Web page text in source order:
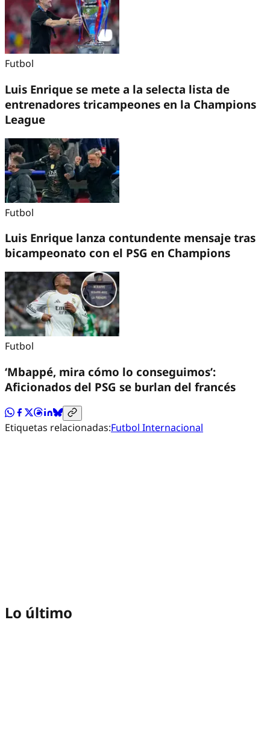
Futbol
Luis Enrique se mete a la selecta lista de
entrenadores tricampeones en la Champions
League
Futbol
Luis Enrique lanza contundente mensaje tras
bicampeonato con el PSG en Champions
Futbol
‘Mbappé, mira cómo lo conseguimos’:
Aficionados del PSG se burlan del francés
Etiquetas relacionadas:Futbol Internacional
Lo último